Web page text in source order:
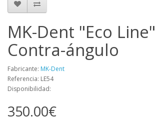
MK-Dent "Eco Line"
Contra-ángulo
Fabricante: MK-Dent
Referencia: LE54
Disponibilidad:
350.00€